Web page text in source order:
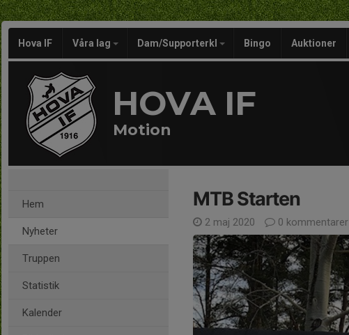
Hova IF Våra lag Dam/Supporterkl Bingo Auktioner
HOVA IF
Motion
Hem
Nyheter
Truppen
Statistik
Kalender
MTB Starten
2 maj 2020 0 kommentarer